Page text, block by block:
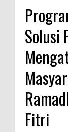
Solusi
Fitri